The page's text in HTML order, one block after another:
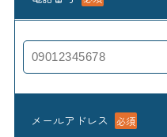
メールアドレス 必須